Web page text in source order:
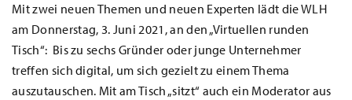
Mit zwei neuen Themen und neuen Experten lädt die WLH
am Donnerstag, 3. Juni 2021, an den „Virtuellen runden
Tisch“: Bis zu sechs Gründer oder junge Unternehmer
treffen sich digital, um sich gezielt zu einem Thema
auszutauschen. Mit am Tisch „sitzt“ auch ein Moderator aus